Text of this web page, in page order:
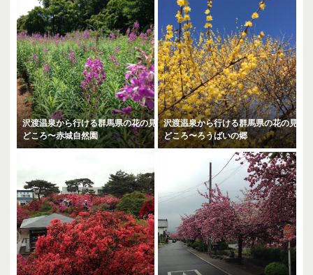
沢渡温泉から行ける群馬県の花の見
どころ〜赤城自然園
沢渡温泉から行ける群馬県の花の見
どころ〜ろうばいの郷